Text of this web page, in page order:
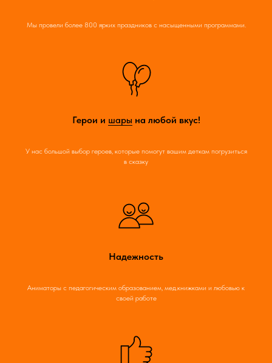
Мы провели более 800 ярких праздников с насыщенными программами.
Герои и шары на любой вкус!
У нас большой выбор героев, которые помогут вашим деткам погрузиться
в сказку
Надежность
Аниматоры с педагогическим образованием, мед.книжками и любовью к
своей работе